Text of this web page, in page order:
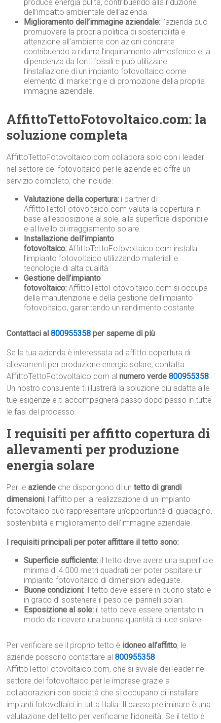
produce energia pulita, contribuendo alla riduzione
dell’impatto ambientale dell’azienda.
Miglioramento dell’immagine aziendale: l’azienda può
promuovere la propria politica di sostenibilità e
attenzione all’ambiente con azioni concrete
contribuendo a ridurre l’inquinamento atmosferico e la
dipendenza da fonti fossili e può utilizzare
l’installazione di un impianto fotovoltaico come
elemento di marketing e di promozione della propria
immagine aziendale.
AffittoTettoFotovoltaico.com: la
soluzione completa
AffittoTettoFotovoltaico.com collabora solo con i leader
nel settore del fotovoltaico per le aziende ed offre un
servizio completo, che include:
Valutazione della copertura: i partner di
AffittoTettoFotovoltaico.com valuta la copertura in
base all’esposizione al sole, alla superficie disponibile
e al livello di irraggiamento solare.
Installazione dell’impianto
fotovoltaico: AffittoTettoFotovoltaico.com installa
l’impianto fotovoltaico utilizzando materiali e
tecnologie di alta qualità.
Gestione dell’impianto
fotovoltaico: AffittoTettoFotovoltaico.com si occupa
della manutenzione e della gestione dell’impianto
fotovoltaico, garantendo un rendimento costante.
Contattaci al800955358 per saperne di più
Se la tua azienda è interessata ad affitto copertura di
allevamenti per produzione energia solare, contatta
AffittoTettoFotovoltaico.com alnumero verde800955358.
Un nostro consulente ti illustrerà la soluzione più adatta alle
tue esigenze e ti accompagnerà passo dopo passo in tutte
le fasi del processo.
I requisiti per affitto copertura di
allevamenti per produzione
energia solare
Per leaziende che dispongono di untetto di grandi
dimensioni, l’affitto per la realizzazione di un impianto
fotovoltaico può rappresentare un’opportunità di guadagno,
sostenibilità e miglioramento dell’immagine aziendale.
I requisiti principali per poter affittare il tetto sono:
Superficie sufficiente: il tetto deve avere una superficie
minima di 4.000 metri quadrati per poter ospitare un
impianto fotovoltaico di dimensioni adeguate.
Buone condizioni: il tetto deve essere in buono stato e
in grado di sostenere il peso dei pannelli solari.
Esposizione al sole: il tetto deve essere orientato in
modo da ricevere una buona quantità di luce solare.
Per verificare se il proprio tetto è idoneo all’affitto, le
aziende possono contattare al800955358
AffittoTettoFotovoltaico.com, che si avvale dei leader nel
settore del fotovoltaico per le imprese grazie a
collaborazioni con società che si occupano di installare
impianti fotovoltaici in tutta Italia. Il passo preliminare è una
valutazione del tetto per verificarne l’idoneità. Se il tetto è